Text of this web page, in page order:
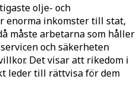
olje- och
enorma inkomster till stat,
måste arbetarna som håller
och säkerheten
Det visar att rikedom i
leder till rättvisa för dem